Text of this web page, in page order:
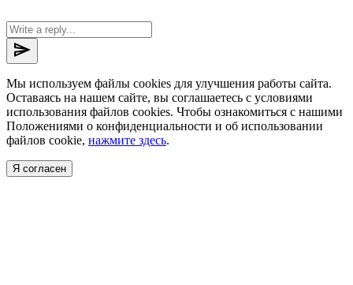
send
Мы используем файлы cookies для улучшения работы сайта.
Оставаясь на нашем сайте, вы соглашаетесь с условиями
использования файлов cookies. Чтобы ознакомиться с нашими
Положениями о конфиденциальности и об использовании
файлов cookie, нажмите здесь.
Я согласен